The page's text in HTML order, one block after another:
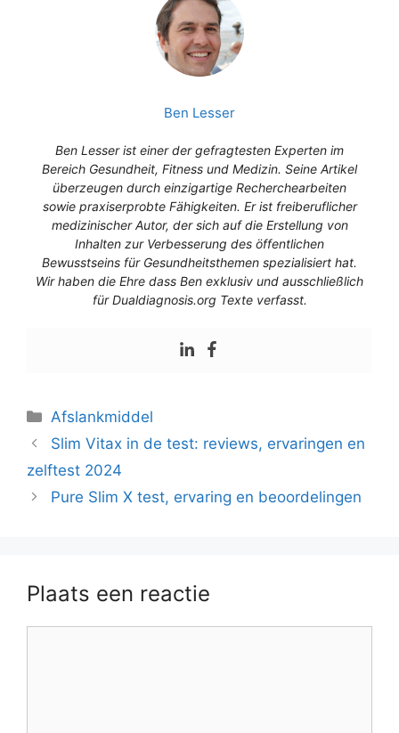
Ben Lesser
Ben Lesser ist einer der gefragtesten Experten im
Bereich Gesundheit, Fitness und Medizin. Seine Artikel
überzeugen durch einzigartige Recherchearbeiten
sowie praxiserprobte Fähigkeiten. Er ist freiberuflicher
medizinischer Autor, der sich auf die Erstellung von
Inhalten zur Verbesserung des öffentlichen
Bewusstseins für Gesundheitsthemen spezialisiert hat.
Wir haben die Ehre dass Ben exklusiv und ausschließlich
für Dualdiagnosis.org Texte verfasst.
Afslankmiddel
Slim Vitax in de test: reviews, ervaringen en
zelftest 2024
Pure Slim X test, ervaring en beoordelingen
Plaats een reactie